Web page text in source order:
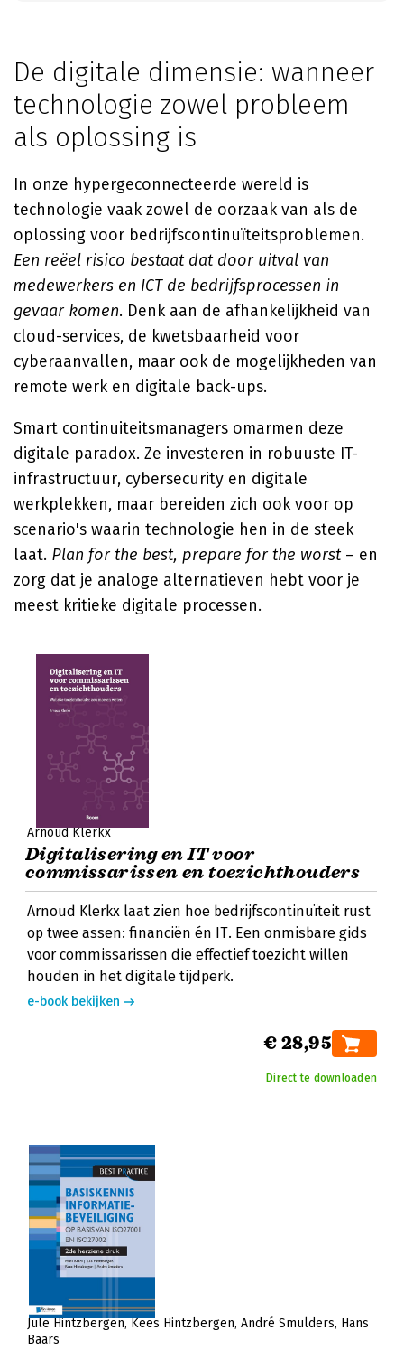
De digitale dimensie: wanneer
technologie zowel probleem
als oplossing is
In onze hypergeconnecteerde wereld is
technologie vaak zowel de oorzaak van als de
oplossing voor bedrijfscontinuïteitsproblemen.
Een reëel risico bestaat dat door uitval van
medewerkers en ICT de bedrijfsprocessen in
gevaar komen. Denk aan de afhankelijkheid van
cloud-services, de kwetsbaarheid voor
cyberaanvallen, maar ook de mogelijkheden van
remote werk en digitale back-ups.
Smart continuiteitsmanagers omarmen deze
digitale paradox. Ze investeren in robuuste IT-
infrastructuur, cybersecurity en digitale
werkplekken, maar bereiden zich ook voor op
scenario's waarin technologie hen in de steek
laat. Plan for the best, prepare for the worst– en
zorg dat je analoge alternatieven hebt voor je
meest kritieke digitale processen.
Arnoud Klerkx
Digitalisering en IT voor
commissarissen en toezichthouders
Arnoud Klerkx laat zien hoe bedrijfscontinuïteit rust
op twee assen: financiën én IT. Een onmisbare gids
voor commissarissen die effectief toezicht willen
houden in het digitale tijdperk.
e-book bekijken
€ 28,95
Direct te downloaden
Jule Hintzbergen Kees Hintzbergen André Smulders Hans
Baars